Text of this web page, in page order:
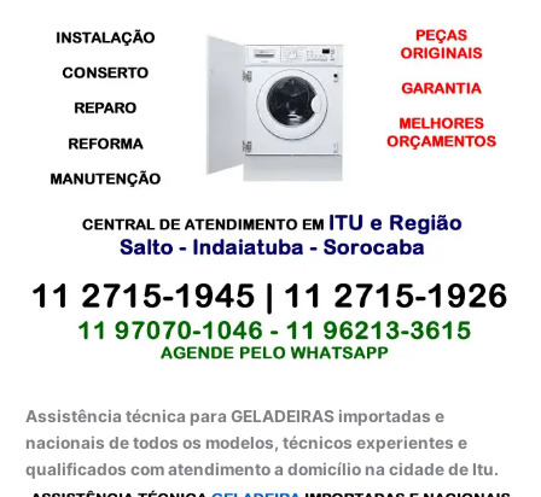
Assistência técnica para GELADEIRAS importadas e
nacionais de todos os modelos, técnicos experientes e
qualificados com atendimento a domicílio na cidade de Itu.